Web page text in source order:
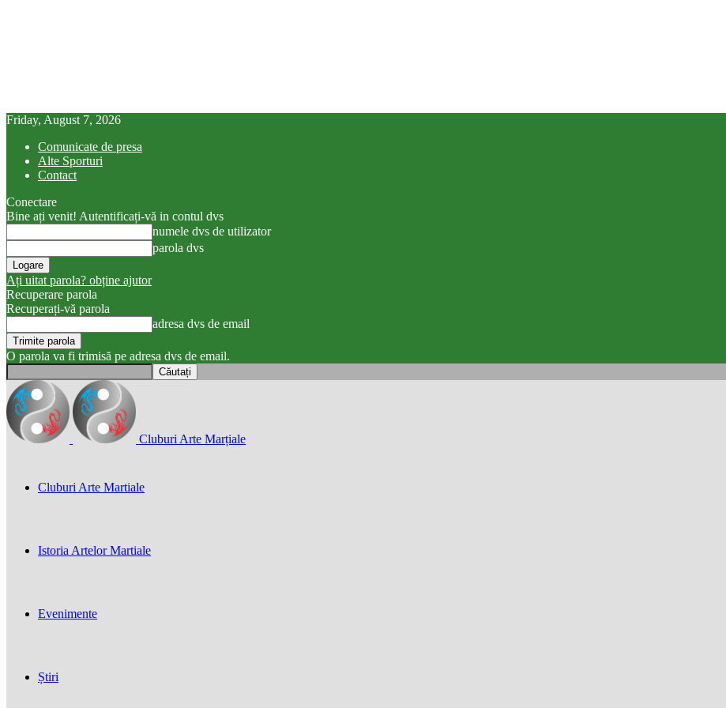
Friday, August 7, 2026
Comunicate de presa
Alte Sporturi
Contact
Conectare
Bine ați venit! Autentificați-vă in contul dvs
numele dvs de utilizator
parola dvs
Ați uitat parola? obține ajutor
Recuperare parola
Recuperați-vă parola
adresa dvs de email
O parola va fi trimisă pe adresa dvs de email.
Cluburi Arte Marțiale
Cluburi Arte Martiale
Istoria Artelor Martiale
Evenimente
Știri